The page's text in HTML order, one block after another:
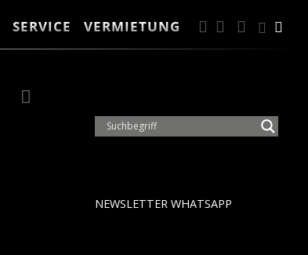
SERVICE VERMIETUNG FACEBOOK
Okt.
NEWSLETTER WHATSAPP